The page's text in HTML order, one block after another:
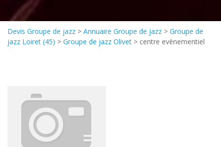
Devis Groupe de jazz > Annuaire Groupe de jazz > Groupe de
jazz Loiret (45) > Groupe de jazz Olivet > centre evènementiel